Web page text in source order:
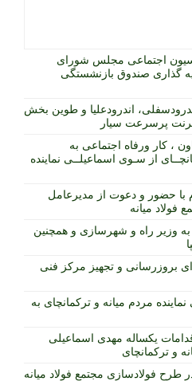
اجتماعی مجلس شورای
گذاری صندوق بازنشستگی
اندرودعلیا و طوین بخش
پرسرعت سیار
، کار ورفاه اجتماعی به
از سـوی اسماعیلــی نماینده
با حضور و دعوت از مدیرعامل
فولاد میانه
به وزیر راه و شهرسازی و همچنین
ریال برای بروزرسانی و تجهیز مرکز فنی
مردم میانه و ترکمانچای به
یکساله مهدی اسماعیلی
و ترکمانچای
۶۱۰ نفری در طرح فولادسازی مجتمع فولاد میانه